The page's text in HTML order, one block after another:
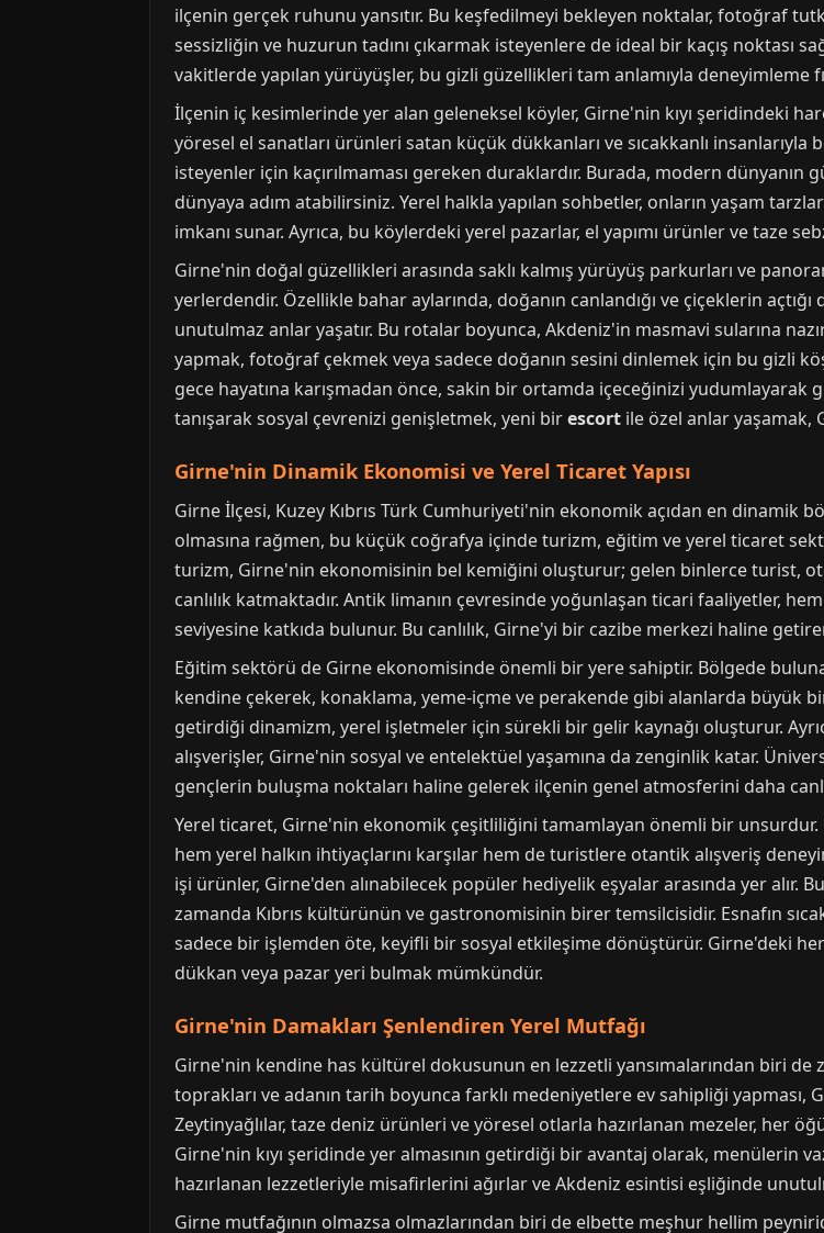
ilçenin gerçek ruhunu yansıtır. Bu keşfedilmeyi bekleyen noktalar, fotoğraf
sessizliğin ve huzurun tadını çıkarmak isteyenlere de ideal bir kaçış noktası
vakitlerde yapılan yürüyüşler, bu gizli güzellikleri tam anlamıyla deneyimleme
İlçenin iç kesimlerinde yer alan geleneksel köyler, Girne'nin kıyı şeridindeki
yöresel el sanatları ürünleri satan küçük dükkanları ve sıcakkanlı insanlarıyla
isteyenler için kaçırılmaması gereken duraklardır. Burada, modern dünyanın
dünyaya adım atabilirsiniz. Yerel halkla yapılan sohbetler, onların yaşam
imkanı sunar. Ayrıca, bu köylerdeki yerel pazarlar, el yapımı ürünler ve taze
Girne'nin doğal güzellikleri arasında saklı kalmış yürüyüş parkurları ve
yerlerdendir. Özellikle bahar aylarında, doğanın canlandığı ve çiçeklerin
unutulmaz anlar yaşatır. Bu rotalar boyunca, Akdeniz'in masmavi sularına
yapmak, fotoğraf çekmek veya sadece doğanın sesini dinlemek için bu gizli
gece hayatına karışmadan önce, sakin bir ortamda içeceğinizi
tanışarak sosyal çevrenizi genişletmek, yeni birescort ile özel anlar yaşamak,
Girne'nin Dinamik Ekonomisi ve Yerel Ticaret Yapısı
Girne İlçesi, Kuzey Kıbrıs Türk Cumhuriyeti'nin ekonomik açıdan en dinamik
olmasına rağmen, bu küçük coğrafya içinde turizm, eğitim ve yerel ticaret
turizm, Girne'nin ekonomisinin bel kemiğini oluşturur; gelen binlerce turist,
canlılık katmaktadır. Antik limanın çevresinde yoğunlaşan ticari faaliyetler,
seviyesine katkıda bulunur. Bu canlılık, Girne'yi bir cazibe merkezi haline
Eğitim sektörü de Girne ekonomisinde önemli bir yere sahiptir. Bölgede
kendine çekerek, konaklama, yeme-içme ve perakende gibi alanlarda büyük
getirdiği dinamizm, yerel işletmeler için sürekli bir gelir kaynağı oluşturur.
alışverişler, Girne'nin sosyal ve entelektüel yaşamına da zenginlik katar.
gençlerin buluşma noktaları haline gelerek ilçenin genel atmosferini daha
Yerel ticaret, Girne'nin ekonomik çeşitliliğini tamamlayan önemli bir unsurdur.
hem yerel halkın ihtiyaçlarını karşılar hem de turistlere otantik alışveriş
işi ürünler, Girne'den alınabilecek popüler hediyelik eşyalar arasında yer alır.
zamanda Kıbrıs kültürünün ve gastronomisinin birer temsilcisidir. Esnafın
sadece bir işlemden öte, keyifli bir sosyal etkileşime dönüştürür. Girne'deki
dükkan veya pazar yeri bulmak mümkündür.
Girne'nin Damakları Şenlendiren Yerel Mutfağı
Girne'nin kendine has kültürel dokusunun en lezzetli yansımalarından biri de
toprakları ve adanın tarih boyunca farklı medeniyetlere ev sahipliği
Zeytinyağlılar, taze deniz ürünleri ve yöresel otlarla hazırlanan mezeler, her
Girne'nin kıyı şeridinde yer almasının getirdiği bir avantaj olarak, menülerin
hazırlanan lezzetleriyle misafirlerini ağırlar ve Akdeniz esintisi eşliğinde
Girne mutfağının olmazsa olmazlarından biri de elbette meşhur hellim